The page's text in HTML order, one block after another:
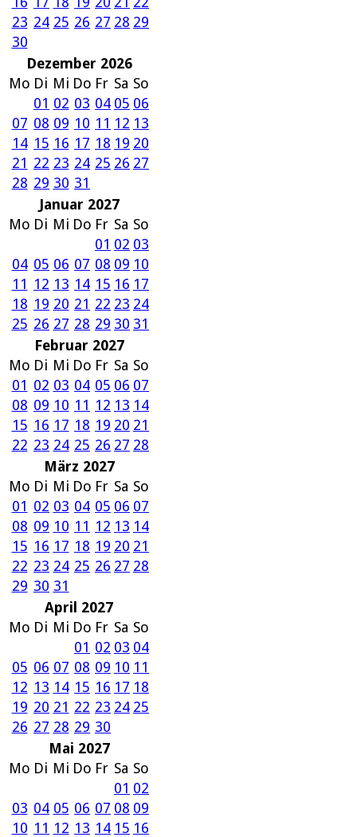
23 24 25 26 27 28 29
30
Dezember 2026
Mo Di Mi Do Fr Sa So
01 02 03 04 05 06
07 08 09 10 11 12 13
14 15 16 17 18 19 20
21 22 23 24 25 26 27
28 29 30 31
Januar 2027
Mo Di Mi Do Fr Sa So
01 02 03
04 05 06 07 08 09 10
11 12 13 14 15 16 17
18 19 20 21 22 23 24
25 26 27 28 29 30 31
Februar 2027
Mo Di Mi Do Fr Sa So
01 02 03 04 05 06 07
08 09 10 11 12 13 14
15 16 17 18 19 20 21
22 23 24 25 26 27 28
März 2027
Mo Di Mi Do Fr Sa So
01 02 03 04 05 06 07
08 09 10 11 12 13 14
15 16 17 18 19 20 21
22 23 24 25 26 27 28
29 30 31
April 2027
Mo Di Mi Do Fr Sa So
01 02 03 04
05 06 07 08 09 10 11
12 13 14 15 16 17 18
19 20 21 22 23 24 25
26 27 28 29 30
Mai 2027
Mo Di Mi Do Fr Sa So
01 02
03 04 05 06 07 08 09
10 11 12 13 14 15 16